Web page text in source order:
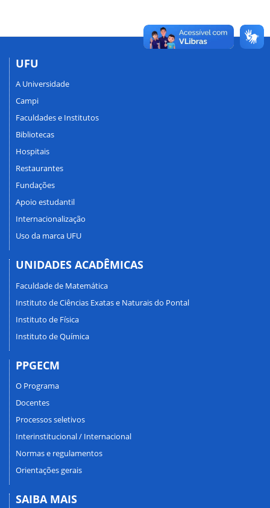
UFU
A Universidade
Campi
Faculdades e Institutos
Bibliotecas
Hospitais
Restaurantes
Fundações
Apoio estudantil
Internacionalização
Uso da marca UFU
UNIDADES ACADÊMICAS
Faculdade de Matemática
Instituto de Ciências Exatas e Naturais do Pontal
Instituto de Física
Instituto de Química
PPGECM
O Programa
Docentes
Processos seletivos
Interinstitucional / Internacional
Normas e regulamentos
Orientações gerais
SAIBA MAIS